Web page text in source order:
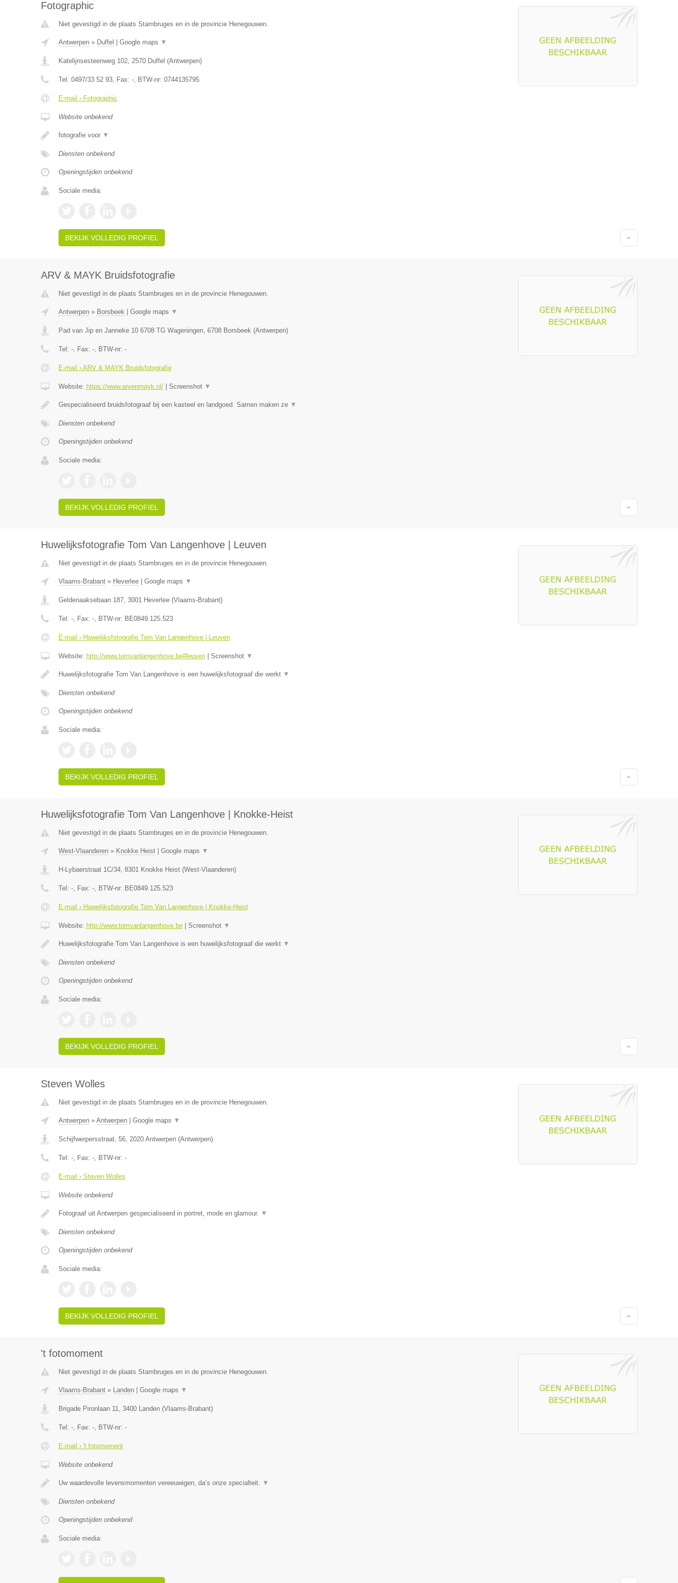
Fotographic
Niet gevestigd in de plaats Stambruges en in de provincie Henegouwen.
Antwerpen» Duffel Google maps ▼
Katelijnsesteenweg 102, 2570 Duffel (Antwerpen)
Tel: 0497/33 52 93, Fax: -, BTW-nr: 0744135795
E-mail › Fotographic
Website onbekend
fotografie voor ▼
Diensten onbekend
Openingstijden onbekend
Sociale media:
BEKIJK VOLLEDIG PROFIEL
ARV & MAYK Bruidsfotografie
Niet gevestigd in de plaats Stambruges en in de provincie Henegouwen.
Antwerpen» Borsbeek| Google maps ▼
Pad van Jip en Janneke 10 6708 TG Wageningen, 6708 Borsbeek(Antwerpen)
Tel: -, Fax: -, BTW-nr: -
E-mail › ARV & MAYK Bruidsfotografie
Website: https://www.arvenmayk.nl/| Screenshot ▼
Gespecialiseerd bruidsfotograaf bij een kasteel en landgoed. Samen maken ze ▼
Diensten onbekend
Openingstijden onbekend
Sociale media:
BEKIJK VOLLEDIG PROFIEL
Huwelijksfotografie Tom Van Langenhove | Leuven
Niet gevestigd in de plaats Stambruges en in de provincie Henegouwen.
Vlaams-Brabant» Heverlee| Google maps ▼
Geldenaaksebaan 187, 3001 Heverlee(Vlaams-Brabant)
Tel: -, Fax: -, BTW-nr: BE0849.125.523
E-mail › Huwelijksfotografie Tom Van Langenhove | Leuven
Website: http://www.tomvanlangenhove.be#leuven| Screenshot ▼
Huwelijksfotografie Tom Van Langenhove is een huwelijksfotograaf die werkt ▼
Diensten onbekend
Openingstijden onbekend
Sociale media:
BEKIJK VOLLEDIG PROFIEL
Huwelijksfotografie Tom Van Langenhove | Knokke-Heist
Niet gevestigd in de plaats Stambruges en in de provincie Henegouwen.
West-Vlaanderen» Knokke Heist| Google maps ▼
H-Lybaerstraat 1C/34, 8301 Knokke Heist(West-Vlaanderen)
Tel: -, Fax: -, BTW-nr: BE0849.125.523
E-mail › Huwelijksfotografie Tom Van Langenhove | Knokke-Heist
Website: http://www.tomvanlangenhove.be| Screenshot ▼
Huwelijksfotografie Tom Van Langenhove is een huwelijksfotograaf die werkt ▼
Diensten onbekend
Openingstijden onbekend
Sociale media:
BEKIJK VOLLEDIG PROFIEL
Steven Wolles
Niet gevestigd in de plaats Stambruges en in de provincie Henegouwen.
Antwerpen» Antwerpen| Google maps ▼
Schijfwerpersstraat, 56, 2020 Antwerpen(Antwerpen)
Tel: -, Fax: -, BTW-nr: -
E-mail › Steven Wolles
Website onbekend
Fotograaf uit Antwerpen gespecialiseerd in portret, mode en glamour. ▼
Diensten onbekend
Openingstijden onbekend
Sociale media:
BEKIJK VOLLEDIG PROFIEL
't fotomoment
Niet gevestigd in de plaats Stambruges en in de provincie Henegouwen.
Vlaams-Brabant» Landen| Google maps ▼
Brigade Pironlaan 11, 3400 Landen(Vlaams-Brabant)
Tel: -, Fax: -, BTW-nr: -
E-mail › 't fotomoment
Website onbekend
Uw waardevolle levensmomenten vereeuwigen, da’s onze specialteit. ▼
Diensten onbekend
Openingstijden onbekend
Sociale media: